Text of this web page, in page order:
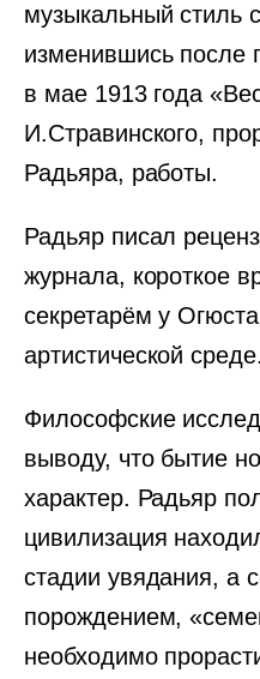
музыкальный стиль
изменившись после
в мае 1913 года
И.Стравинского,
Радьяра, работы.
Радьяр писал
журнала, короткое
секретарём у
артистической среде.
Философские
выводу, что бытие
характер. Радьяр
цивилизация
стадии увядания, а
порождением,
необходимо